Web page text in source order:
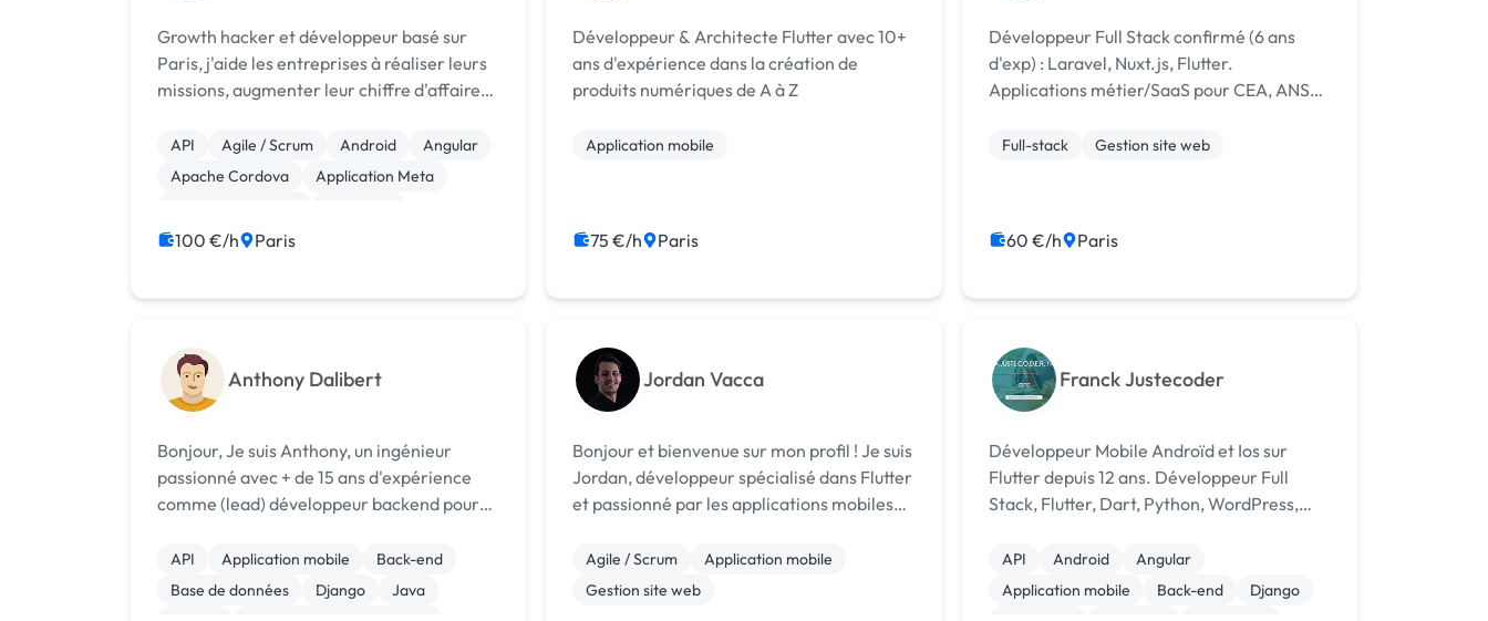
Growth hacker et développeur basé sur
Paris, j'aide les entreprises à réaliser leurs
missions, augmenter leur chiffre d'affaires
stratégies personnalisées appuyées par
une expertise dans le domaine et une suite
API Agile / Scrum Android
Angular
Apache Cordova
Application Meta
Base de données
100 €/h Paris
Développeur & Architecte Flutter avec 10+
ans d'expérience dans la création de
produits numériques de A à Z
Application mobile
75 €/h Paris
Développeur Full Stack confirmé (6 ans
d'exp) : Laravel, Nuxt.js, Flutter.
Applications métier/SaaS pour CEA, ANSSI,
Full-stack Gestion site web
60 €/h Paris
Anthony Dalibert
Bonjour, Je suis Anthony, un ingénieur
passionné avec + de 15 ans d'expérience
comme (lead) développeur backend pour
ENGIE). Fort de mon expertise dans la
création de systèmes robustes et évolutifs,
API Application mobile
Back-end
Base de données
Django
Java
Jordan Vacca
Bonjour et bienvenue sur mon profil ! Je suis
Jordan, développeur spécialisé dans Flutter
et passionné par les applications mobiles
domaine de l'informatique. Vous avez
besoin d'une application mobi...
Agile / Scrum
Application mobile
Gestion site web
Franck Justecoder
Développeur Mobile Androïd et Ios sur
Flutter depuis 12 ans. Développeur Full
Stack, Flutter, Dart, Python, WordPress,
vous accompagne dans le processus de
création de votre Application Mobile ou
API Android
Angular
Application mobile
Back-end
Django